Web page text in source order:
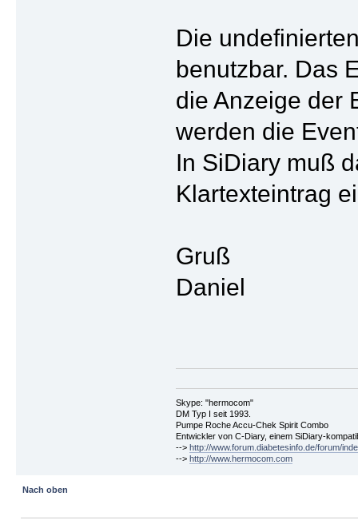
Die
benutzbar. Das
die Anzeige der
werden die
In SiDiary muß
Klartexteintrag
Gruß
Daniel
Skype: "hermocom"
DM Typ I seit 1993.
Pumpe Roche Accu-Chek Spirit Combo
Entwickler von C-Diary, einem SiDiary-
--> http://www.forum.diabetesinfo.de/forum/
--> http://www.hermocom.com
Nach oben